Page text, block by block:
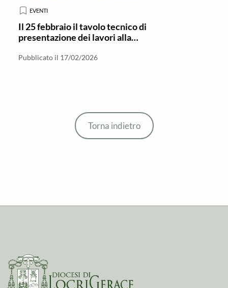
EVENTI
Il 25 febbraio il tavolo tecnico di
presentazione dei lavori alla
Pubblicato il 17/02/2026
Torna indietro